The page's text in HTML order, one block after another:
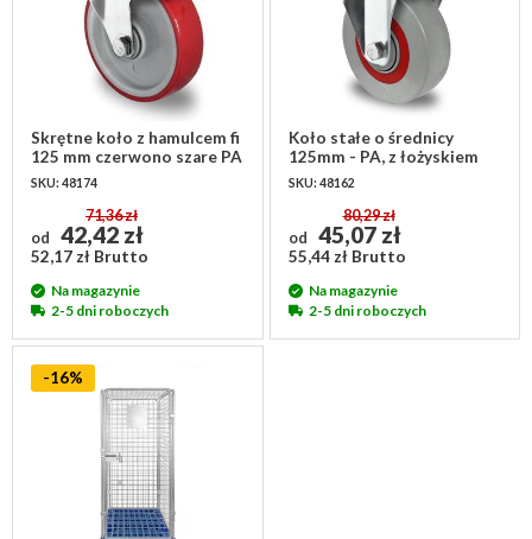
Skrętne koło z hamulcem fi
125 mm czerwono szare PA
/ PU
SKU: 48174
od
71,36 zł
42,42 zł
52,17 zł Brutto
Na magazynie
2-5 dni roboczych
Koło stałe o średnicy
125mm - PA, z łożyskiem
wałeczkowym, szara
SKU: 48162
od
80,29 zł
45,07 zł
55,44 zł Brutto
Na magazynie
2-5 dni roboczych
-16%